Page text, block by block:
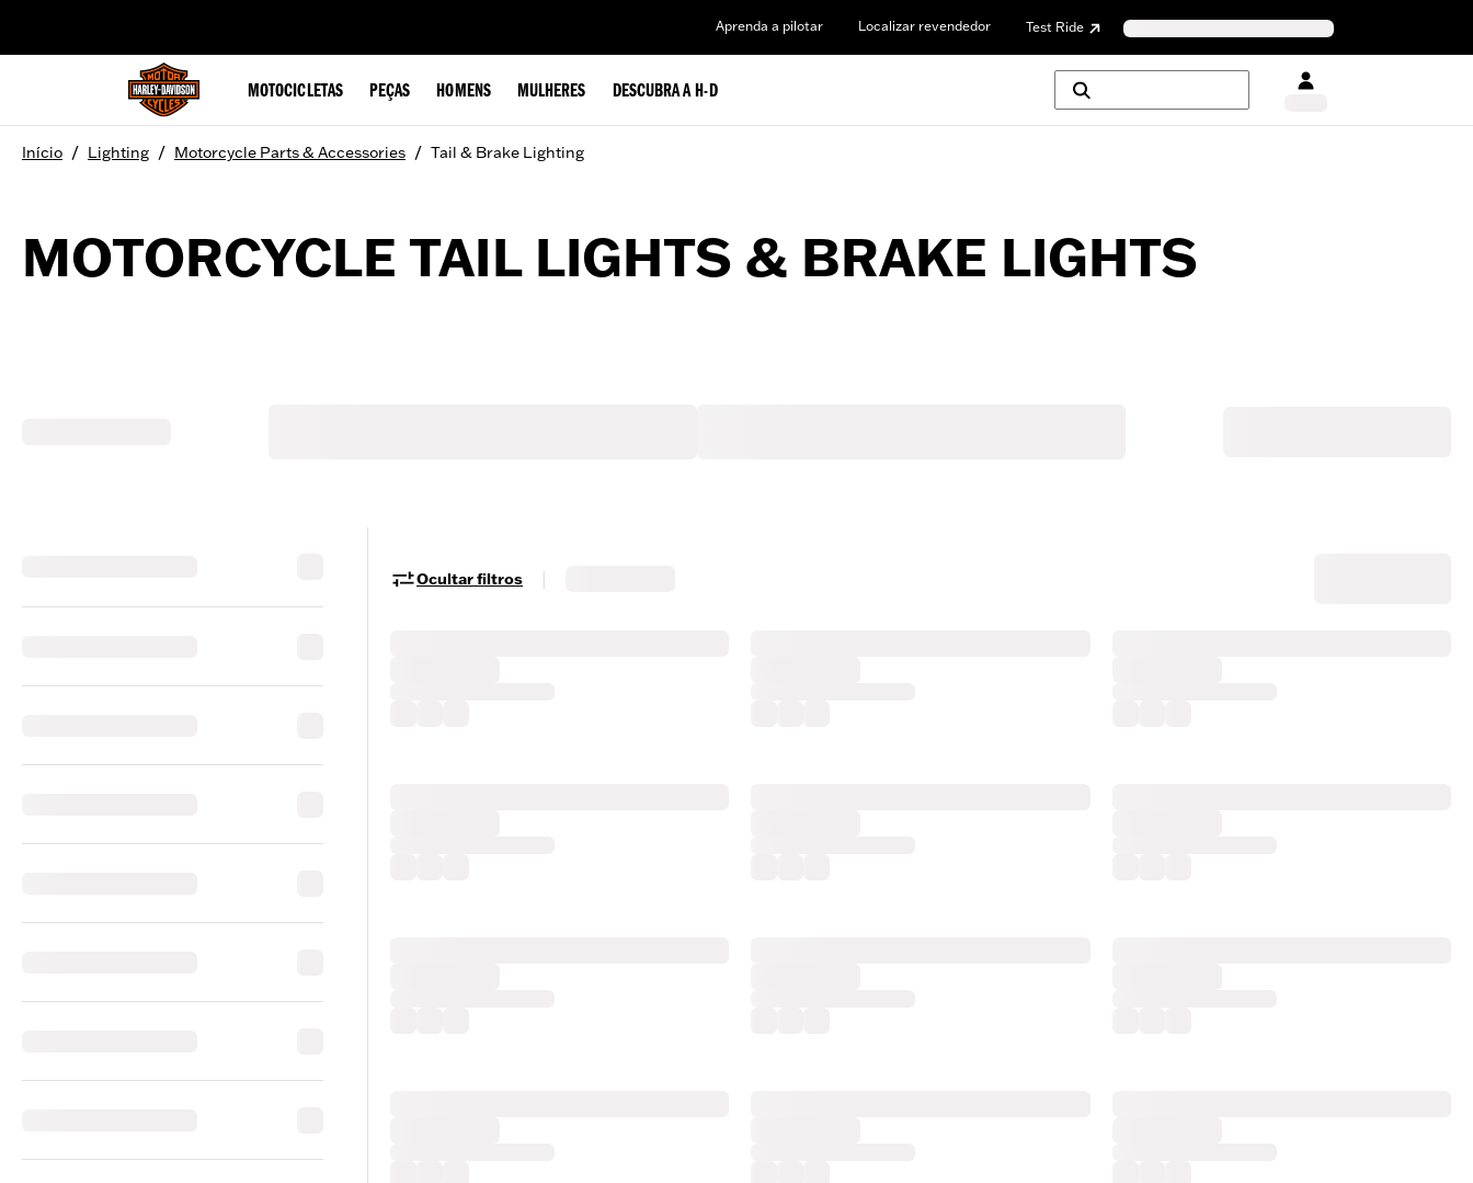
Aprenda a pilotar Localizar revendedor Test Ride
MOTOCICLETAS PEÇAS HOMENS MULHERES DESCUBRA A H-D
Início / Lighting / Motorcycle Parts & Accessories / Tail & Brake Lighting
MOTORCYCLE TAIL LIGHTS & BRAKE LIGHTS
Ocultar filtros